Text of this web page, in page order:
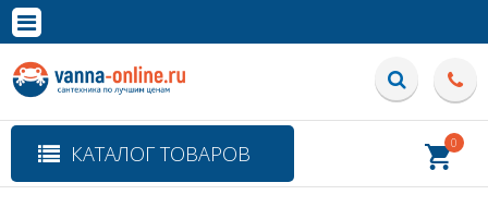
Полная версия сайта
КАТАЛОГ ТОВАРОВ 0